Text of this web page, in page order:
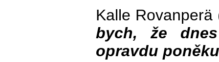
Kalle
bych, že
opravdu